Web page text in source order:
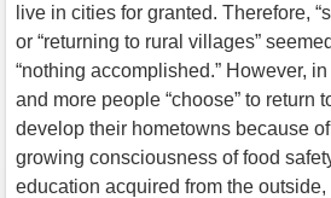
live in cities for granted. Therefore,
or “returning to rural villages”
“nothing accomplished.” However,
and more people “choose” to return
develop their hometowns because
growing consciousness of food
education acquired from the